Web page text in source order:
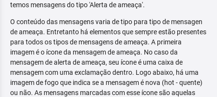
temos mensagens do tipo 'Alerta de ameaça'.
O conteúdo das mensagens varia de tipo para tipo de mensagen
de ameaça. Entretanto há elementos que sempre estão presentes
para todos os tipos de mensagens de ameaça. A primeira
imagem é o ícone da mensagem de ameaça. No caso da
mensagem de alerta de ameaça, seu ícone é uma caixa de
mensagem com uma exclamação dentro. Logo abaixo, há uma
imagem de fogo que indica se a mensagem é nova (hot - quente)
ou não. As mensagens marcadas com esse ícone são aquelas